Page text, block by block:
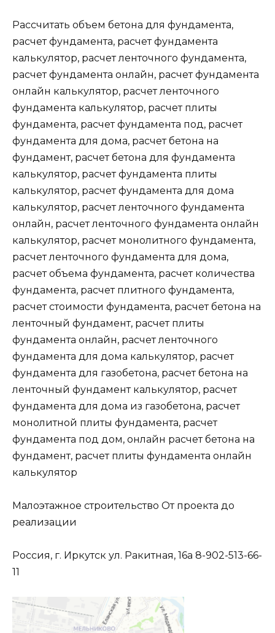
Рассчитать объем бетона для фундамента,
расчет фундамента, расчет фундамента
калькулятор, расчет ленточного фундамента,
расчет фундамента онлайн, расчет фундамента
онлайн калькулятор, расчет ленточного
фундамента калькулятор, расчет плиты
фундамента, расчет фундамента под, расчет
фундамента для дома, расчет бетона на
фундамент, расчет бетона для фундамента
калькулятор, расчет фундамента плиты
калькулятор, расчет фундамента для дома
калькулятор, расчет ленточного фундамента
онлайн, расчет ленточного фундамента онлайн
калькулятор, расчет монолитного фундамента,
расчет ленточного фундамента для дома,
расчет объема фундамента, расчет количества
фундамента, расчет плитного фундамента,
расчет стоимости фундамента, расчет бетона на
ленточный фундамент, расчет плиты
фундамента онлайн, расчет ленточного
фундамента для дома калькулятор, расчет
фундамента для газобетона, расчет бетона на
ленточный фундамент калькулятор, расчет
фундамента для дома из газобетона, расчет
монолитной плиты фундамента, расчет
фундамента под дом, онлайн расчет бетона на
фундамент, расчет плиты фундамента онлайн
калькулятор
Малоэтажное строительство От проекта до
реализации
Россия, г. Иркутск ул. Ракитная, 16а 8-902-513-66-
11